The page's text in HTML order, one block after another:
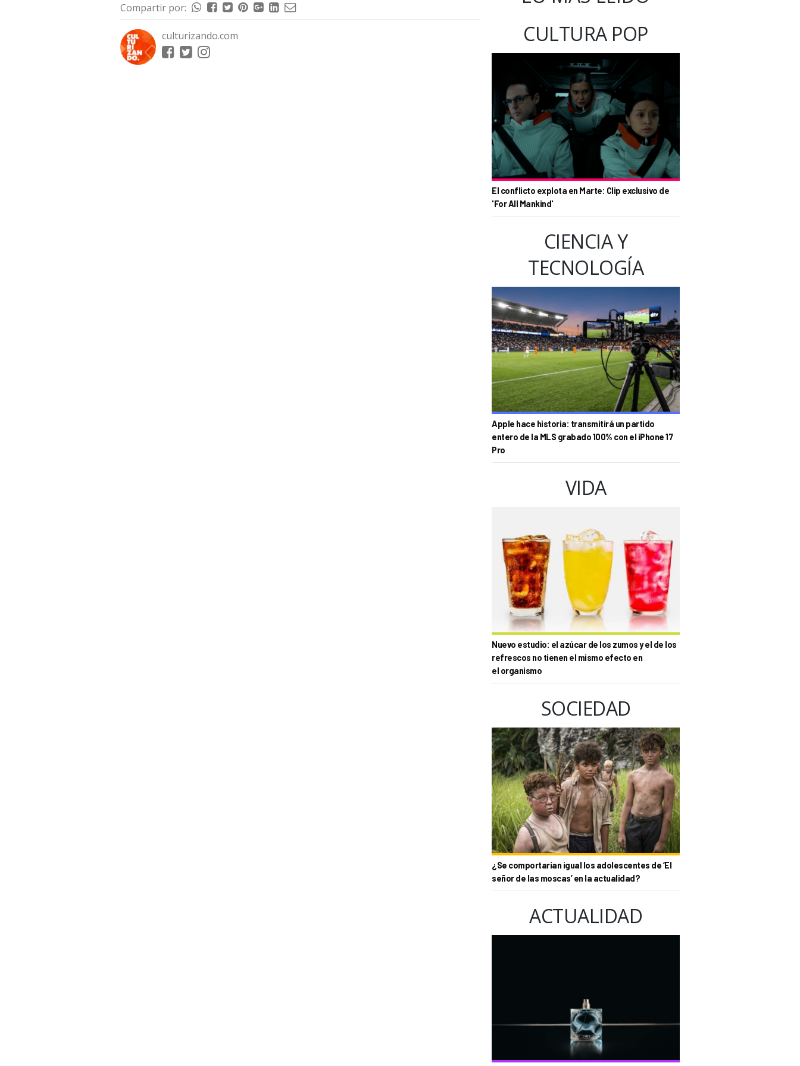
Compartir por:
culturizando.com
CULTURA POP
El conflicto explota en Marte: Clip exclusivo de
'For All Mankind'
CIENCIA Y
TECNOLOGÍA
Apple hace historia: transmitirá un partido
entero de la MLS grabado 100% con el iPhone 17
Pro
VIDA
Nuevo estudio: el azúcar de los zumos y el de los
refrescos no tienen el mismo efecto en
el organismo
SOCIEDAD
¿Se comportarían igual los adolescentes de ‘El
señor de las moscas’ en la actualidad?
ACTUALIDAD